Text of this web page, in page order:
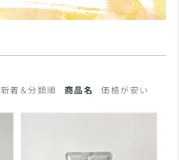
新着＆分類順 商品名 価格が安い